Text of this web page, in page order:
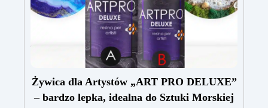
lśniącego wykończenia
Żywica dla Artystów „ART PRO DELUXE”
– bardzo lepka, idealna do Sztuki Morskiej